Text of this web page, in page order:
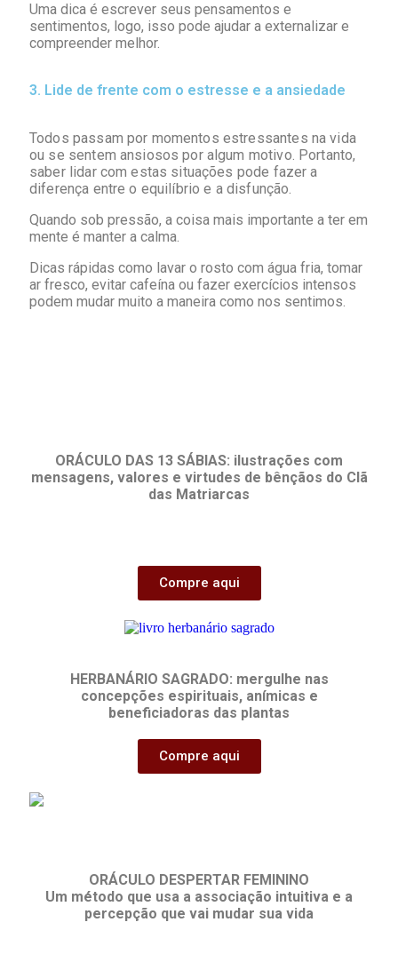
Uma dica é escrever seus pensamentos e
sentimentos, logo, isso pode ajudar a externalizar e
compreender melhor.
3. Lide de frente com o estresse e a ansiedade
Todos passam por momentos estressantes na vida
ou se sentem ansiosos por algum motivo. Portanto,
saber lidar com estas situações pode fazer a
diferença entre o equilíbrio e a disfunção.
Quando sob pressão, a coisa mais importante a ter em
mente é manter a calma.
Dicas rápidas como lavar o rosto com água fria, tomar
ar fresco, evitar cafeína ou fazer exercícios intensos
podem mudar muito a maneira como nos sentimos.
ORÁCULO DAS 13 SÁBIAS: ilustrações com
mensagens, valores e virtudes de bênçãos do Clã
das Matriarcas
Compre aqui
HERBANÁRIO SAGRADO: mergulhe nas
concepções espirituais, anímicas e
beneficiadoras das plantas
Compre aqui
ORÁCULO DESPERTAR FEMININO
Um método que usa a associação intuitiva e a
percepção que vai mudar sua vida